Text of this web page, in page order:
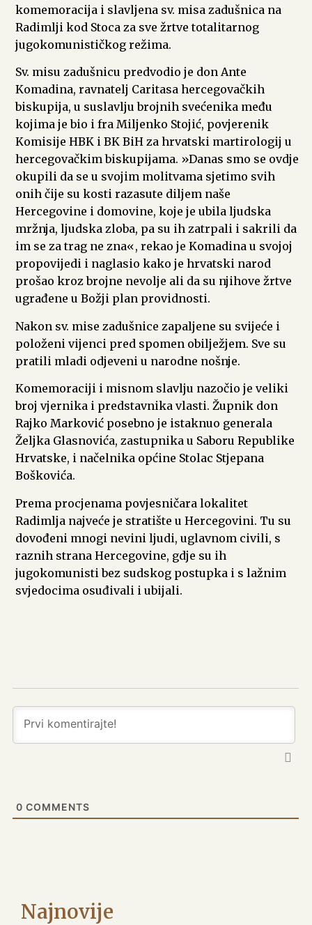
komemoracija i slavljena sv. misa zadušnica na
Radimlji kod Stoca za sve žrtve totalitarnog
jugokomunističkog režima.
Sv. misu zadušnicu predvodio je don Ante
Komadina, ravnatelj Caritasa hercegovačkih
biskupija, u suslavlju brojnih svećenika među
kojima je bio i fra Miljenko Stojić, povjerenik
Komisije HBK i BK BiH za hrvatski martirologij u
hercegovačkim biskupijama. »Danas smo se ovdje
okupili da se u svojim molitvama sjetimo svih
onih čije su kosti razasute diljem naše
Hercegovine i domovine, koje je ubila ljudska
mržnja, ljudska zloba, pa su ih zatrpali i sakrili da
im se za trag ne zna«, rekao je Komadina u svojoj
propovijedi i naglasio kako je hrvatski narod
prošao kroz brojne nevolje ali da su njihove žrtve
ugrađene u Božji plan providnosti.
Nakon sv. mise zadušnice zapaljene su svijeće i
položeni vijenci pred spomen obilježjem. Sve su
pratili mladi odjeveni u narodne nošnje.
Komemoraciji i misnom slavlju nazočio je veliki
broj vjernika i predstavnika vlasti. Župnik don
Rajko Marković posebno je istaknuo generala
Željka Glasnovića, zastupnika u Saboru Republike
Hrvatske, i načelnika općine Stolac Stjepana
Boškovića.
Prema procjenama povjesničara lokalitet
Radimlja najveće je stratište u Hercegovini. Tu su
dovođeni mnogi nevini ljudi, uglavnom civili, s
raznih strana Hercegovine, gdje su ih
jugokomunisti bez sudskog postupka i s lažnim
svjedocima osuđivali i ubijali.
0 COMMENTS
Najnovije